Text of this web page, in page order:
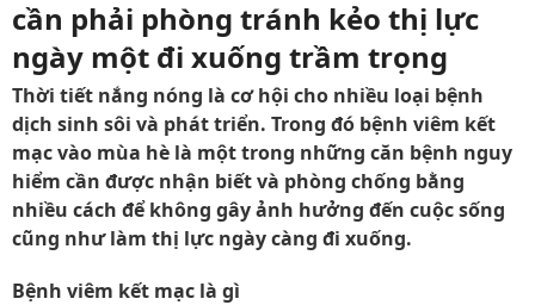
cần phải phòng tránh kẻo thị lực
ngày một đi xuống trầm trọng
Thời tiết nắng nóng là cơ hội cho nhiều loại bệnh
dịch sinh sôi và phát triển. Trong đó bệnh viêm kết
mạc vào mùa hè là một trong những căn bệnh nguy
hiểm cần được nhận biết và phòng chống bằng
nhiều cách để không gây ảnh hưởng đến cuộc sống
cũng như làm thị lực ngày càng đi xuống.
Bệnh viêm kết mạc là gì